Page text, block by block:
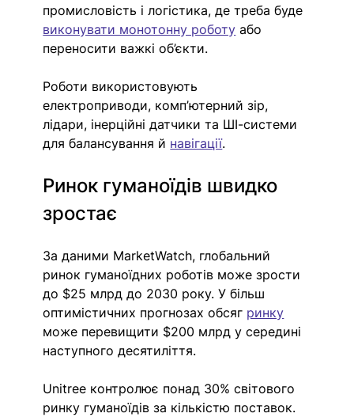
промисловість і логістика, де треба буде
виконувати монотонну роботу або
переносити важкі об’єкти.
Роботи використовують
електроприводи, комп’ютерний зір,
лідари, інерційні датчики та ШІ-системи
для балансування й навігації.
Ринок гуманоїдів швидко
зростає
За даними MarketWatch, глобальний
ринок гуманоїдних роботів може зрости
до $25 млрд до 2030 року. У більш
оптимістичних прогнозах обсяг ринку
може перевищити $200 млрд у середині
наступного десятиліття.
Unitree контролює понад 30% світового
ринку гуманоїдів за кількістю поставок.